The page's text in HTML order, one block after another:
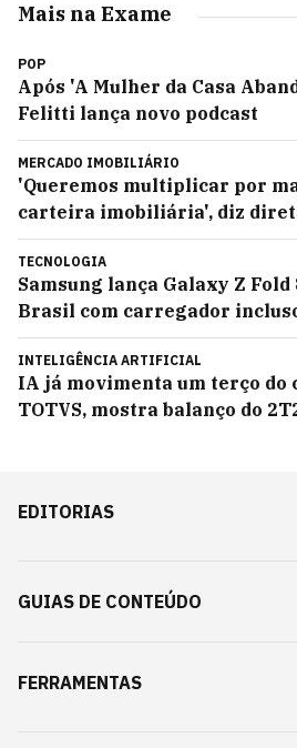
Mais na Exame
POP
Após 'A Mulher da Casa
Felitti lança novo podcast
MERCADO IMOBILIÁRIO
'Queremos multiplicar por
carteira imobiliária', diz
TECNOLOGIA
Samsung lança Galaxy Z Fold
Brasil com carregador
INTELIGÊNCIA ARTIFICIAL
IA já movimenta um terço do
TOTVS, mostra balanço do
EDITORIAS
GUIAS DE CONTEÚDO
FERRAMENTAS